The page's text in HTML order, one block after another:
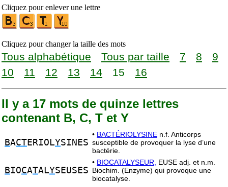
Cliquez pour enlever une lettre
Cliquez pour changer la taille des mots
Tous alphabétique Tous par taille 7 8
9
10
11 12 13 14 15 16
Il y a 17 mots de quinze lettres
contenant B, C, T et Y
BACTERIOLYSINES
• BACTÉRIOLYSINE n.f. Anticorps
susceptible de provoquer la lyse d’une
bactérie.
BIOCATALYSEUSES
• BIOCATALYSEUR,
EUSE adj. et n.m.
Biochim. (Enzyme) qui provoque une
biocatalyse.